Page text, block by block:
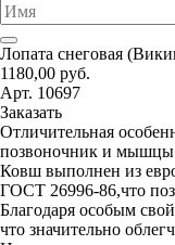
Лопата снеговая
1180,00 руб.
Арт. 10697
Заказать
Отличительная
позвоночник и мышцы
Ковш выполнен из
ГОСТ 26996-86,что
Благодаря особым
что значительно